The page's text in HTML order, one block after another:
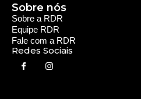
Sobre a RDR
Equipe RDR
Fale com a RDR
Redes Sociais
Sobre nós